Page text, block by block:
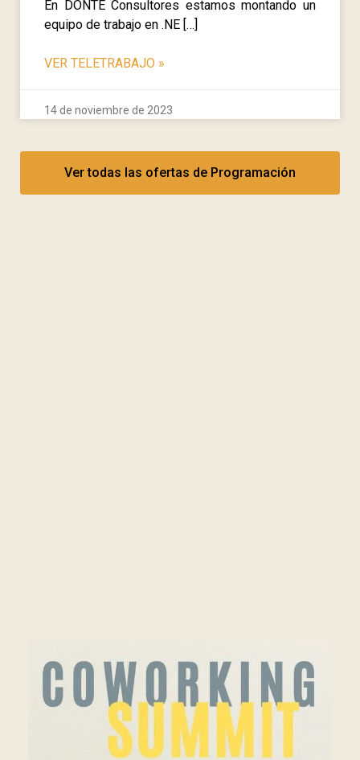
En DONTE Consultores estamos montando un
equipo de trabajo en .NE […]
VER TELETRABAJO »
14 de noviembre de 2023
Ver todas las ofertas de Programación